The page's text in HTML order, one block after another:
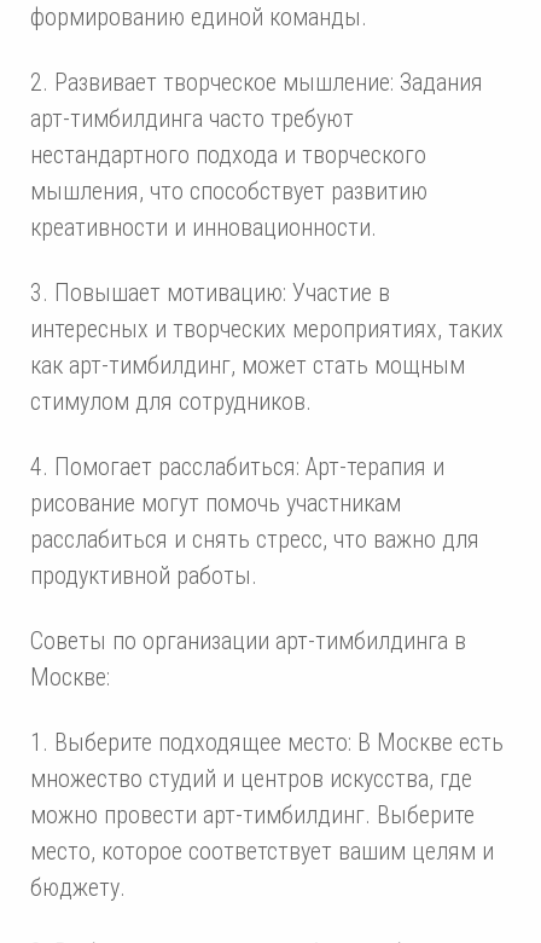
формированию единой команды.
2. Развивает творческое мышление: Задания
арт-тимбилдинга часто требуют
нестандартного подхода и творческого
мышления, что способствует развитию
креативности и инновационности.
3. Повышает мотивацию: Участие в
интересных и творческих мероприятиях, таких
как арт-тимбилдинг, может стать мощным
стимулом для сотрудников.
4. Помогает расслабиться: Арт-терапия и
рисование могут помочь участникам
расслабиться и снять стресс, что важно для
продуктивной работы.
Советы по организации арт-тимбилдинга в
Москве:
1. Выберите подходящее место: В Москве есть
множество студий и центров искусства, где
можно провести арт-тимбилдинг. Выберите
место, которое соответствует вашим целям и
бюджету.